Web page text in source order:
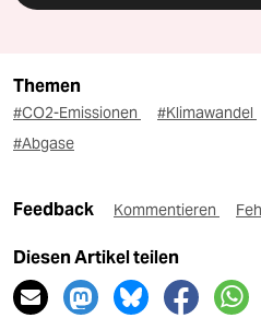
Themen
#CO2-Emissionen #Klimawandel
#Abgase
Feedback Kommentieren
Diesen Artikel teilen